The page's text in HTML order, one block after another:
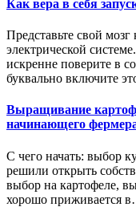
Как вера в себя
Представьте свой
электрической
искренне поверите в
буквально включите
Выращивание
начинающего
С чего начать: выбор
решили открыть
выбор на картофеле,
хорошо приживается